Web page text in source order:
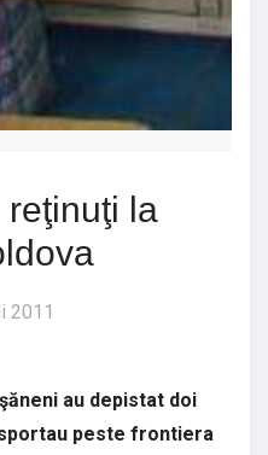
la
2011
au depistat doi
peste frontiera